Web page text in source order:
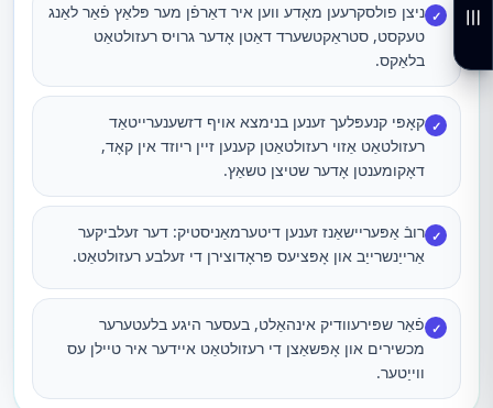
✓ ניצן פולסקרעען מאָדע ווען איר דאַרפֿן מער פּלאַץ פֿאַר לאַנג
טעקסט, סטראַקטשערד דאַטן אָדער גרויס רעזולטאַט
בלאַקס.
✓ קאָפּי קנעפּלעך זענען בנימצא אויף דזשענערייטאַד
רעזולטאַט אַזוי רעזולטאַטן קענען זיין ריוזד אין קאָד,
דאָקומענטן אָדער שטיצן טשאַץ.
✓ רובֿ אַפּעריישאַנז זענען דיטערמאַניסטיק: דער זעלביקער
אַרייַנשרייַב און אָפּציעס פּראָדוצירן די זעלבע רעזולטאַט.
✓ פֿאַר שפּירעוודיק אינהאַלט, בעסער היגע בלעטערער
מכשירים און אָפּשאַצן די רעזולטאַט איידער איר טיילן עס
ווייַטער.